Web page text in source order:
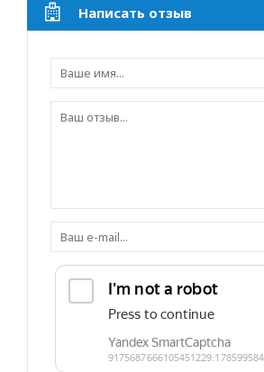
Написать отзыв